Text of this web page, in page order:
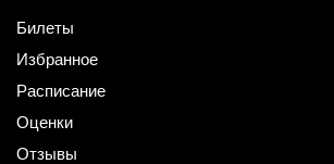
Билеты
Избранное
Расписание
Оценки
Отзывы